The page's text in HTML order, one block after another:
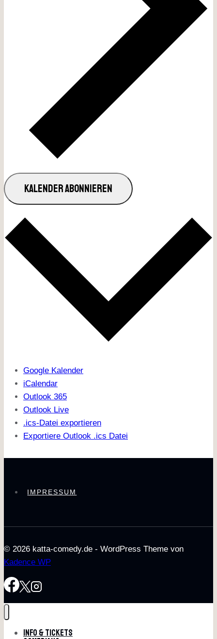
KALENDER ABONNIEREN
Google Kalender
iCalendar
Outlook 365
Outlook Live
.ics-Datei exportieren
Exportiere Outlook .ics Datei
IMPRESSUM
© 2026 katta-comedy.de - WordPress Theme von
Kadence WP
Info & Tickets